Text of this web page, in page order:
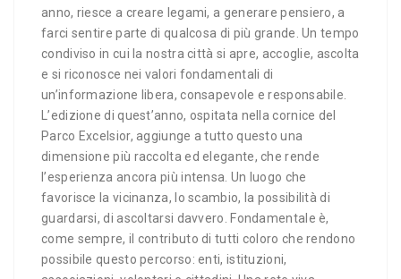
anno, riesce a creare legami, a generare pensiero, a
farci sentire parte di qualcosa di più grande. Un tempo
condiviso in cui la nostra città si apre, accoglie, ascolta
e si riconosce nei valori fondamentali di
un’informazione libera, consapevole e responsabile.
L’edizione di quest’anno, ospitata nella cornice del
Parco Excelsior, aggiunge a tutto questo una
dimensione più raccolta ed elegante, che rende
l’esperienza ancora più intensa. Un luogo che
favorisce la vicinanza, lo scambio, la possibilità di
guardarsi, di ascoltarsi davvero. Fondamentale è,
come sempre, il contributo di tutti coloro che rendono
possibile questo percorso: enti, istituzioni,